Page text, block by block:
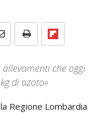
che oggi
di azoto»
Regione Lombardia